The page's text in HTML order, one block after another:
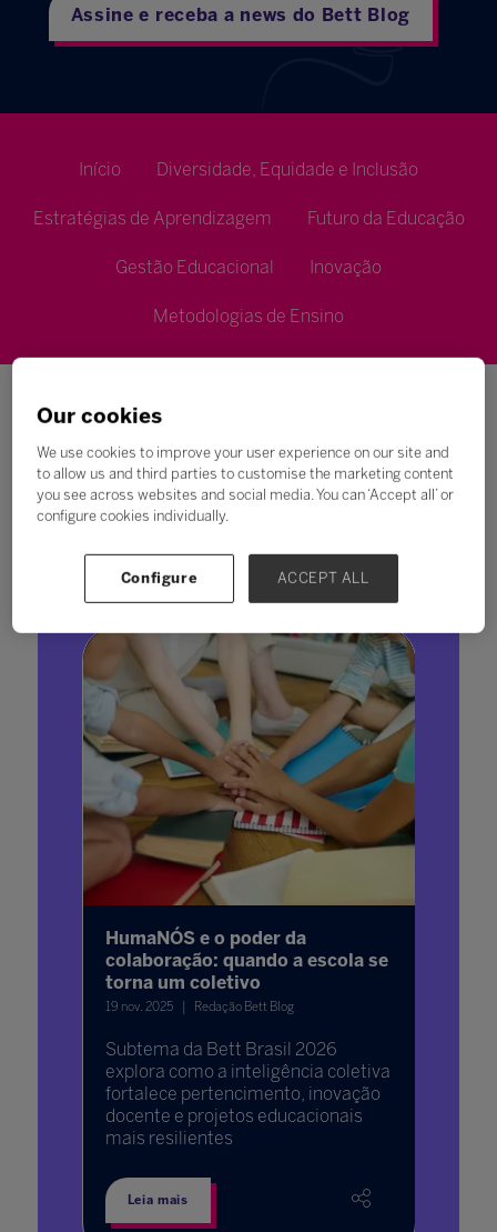
Assine e receba a news do Bett Blog
Início Diversidade, Equidade e Inclusão
Estratégias de Aprendizagem Futuro da Educação
Gestão Educacional Inovação
Metodologias de Ensino
Mais Recentes
HumaNÓS e o poder da
colaboração: quando a escola se
torna um coletivo
19 nov. 2025 Redação Bett Blog
Subtema da Bett Brasil 2026
explora como a inteligência coletiva
fortalece pertencimento, inovação
docente e projetos educacionais
mais resilientes
Leia mais
Our cookies
We use cookies to improve your user experience on our site and
to allow us and third parties to customise the marketing content
you see across websites and social media. You can ‘Accept all’ or
configure cookies individually.
Configure ACCEPT ALL